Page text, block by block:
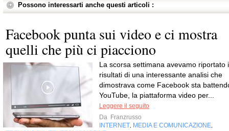
Possono interessarti anche questi articoli :
Facebook punta sui video e ci mostra
quelli che più ci piacciono
La scorsa settimana avevamo riportato i
risultati di una interessante analisi che
dimostrava come Facebook sta
YouTube, la piattaforma video per...
Leggere il seguito
Da Franzrusso
INTERNET MEDIA E COMUNICAZIONE